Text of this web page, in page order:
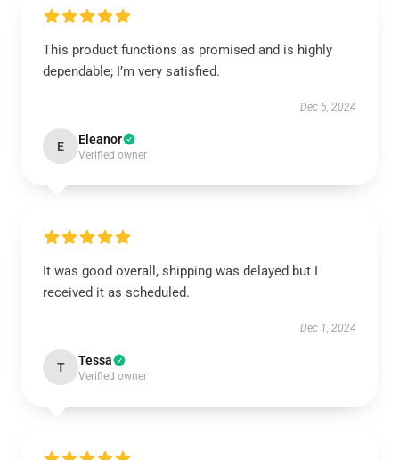
This product functions as promised and is highly
dependable; I’m very satisfied.
Dec 5, 2024
E Eleanor
Verified owner
It was good overall, shipping was delayed but I
received it as scheduled.
Dec 1, 2024
T Tessa
Verified owner